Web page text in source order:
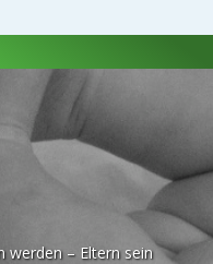
werden – Eltern sein